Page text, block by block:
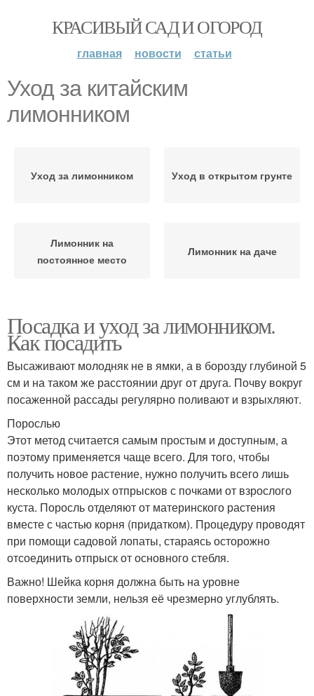
КРАСИВЫЙ САД И ОГОРОД
главная новости статьи
Уход за китайским
лимонником
Уход за лимонником Уход в открытом грунте
Лимонник на
постоянное место
Лимонник на даче
Посадка и уход за лимонником.
Как посадить
Высаживают молодняк не в ямки, а в борозду глубиной 5
см и на таком же расстоянии друг от друга. Почву вокруг
посаженной рассады регулярно поливают и взрыхляют.
Порослью
Этот метод считается самым простым и доступным, а
поэтому применяется чаще всего. Для того, чтобы
получить новое растение, нужно получить всего лишь
несколько молодых отпрысков с почками от взрослого
куста. Поросль отделяют от материнского растения
вместе с частью корня (придатком). Процедуру проводят
при помощи садовой лопаты, стараясь осторожно
отсоединить отпрыск от основного стебля.
Важно! Шейка корня должна быть на уровне
поверхности земли, нельзя её чрезмерно углублять.